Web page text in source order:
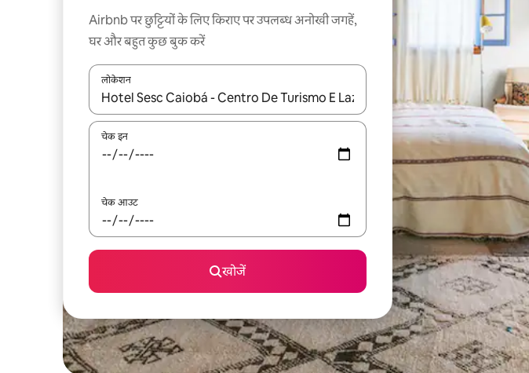
Airbnb पर छुट्टियों के लिए किराए पर उपलब्ध अनोखी जगहें,
घर और बहुत कुछ बुक करें
लोकेशन
नतीजों के उपलब्ध होने पर, अप और डाउन 'ऐरो की' का इस्तेमाल करके नेविगेट करें या टच या फिर स्वाइप
चेक इन
चेक आउट
खोजें